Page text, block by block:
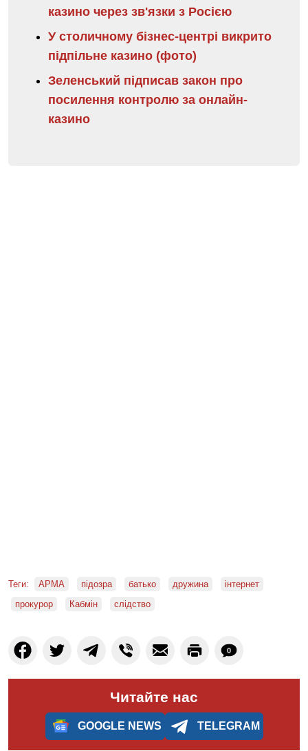
казино через зв'язки з Росією
У столичному бізнес-центрі викрито
підпільне казино (фото)
Зеленський підписав закон про
посилення контролю за онлайн-
казино
Теги: АРМА підозра батько дружина
інтернет
прокурор
Кабмін слідство
0
Читайте нас
GOOGLE NEWS TELEGRAM